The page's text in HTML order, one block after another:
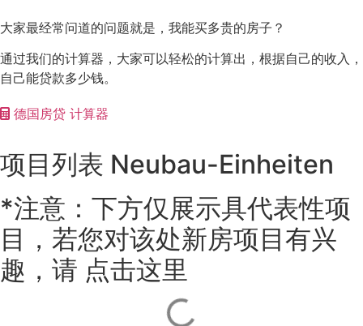
大家最经常问道的问题就是，我能买多贵的房子？
通过我们的计算器，大家可以轻松的计算出，根据自己的收入，
自己能贷款多少钱。
德国房贷 计算器
项目列表 Neubau-Einheiten
*注意：下方仅展示具代表性项
目，若您对该处新房项目有兴
趣，请 点击这里